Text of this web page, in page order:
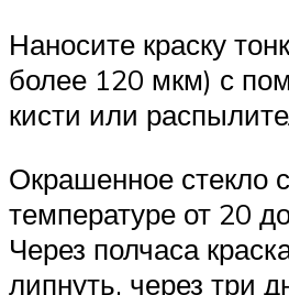
Наносите краску
более 120 мкм) с
кисти или
Окрашенное стекло
температуре от 20
Через полчаса
липнуть, через три